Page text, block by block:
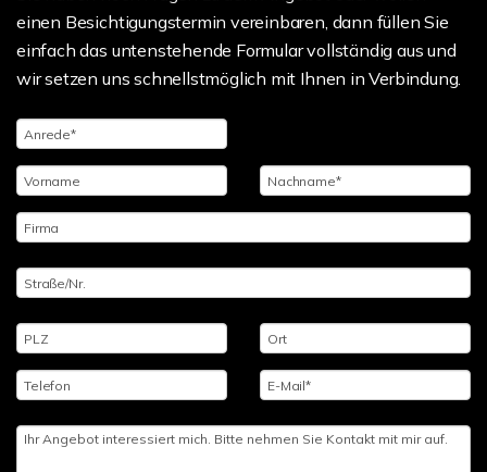
einen Besichtigungstermin vereinbaren, dann füllen Sie
einfach das untenstehende Formular vollständig aus und
wir setzen uns schnellstmöglich mit Ihnen in Verbindung.